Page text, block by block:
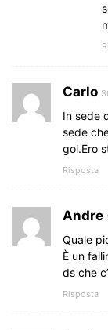
Carlo
In sede
sede
gol.Ero
Risposta
Andre
Quale
È un
ds che
Risposta